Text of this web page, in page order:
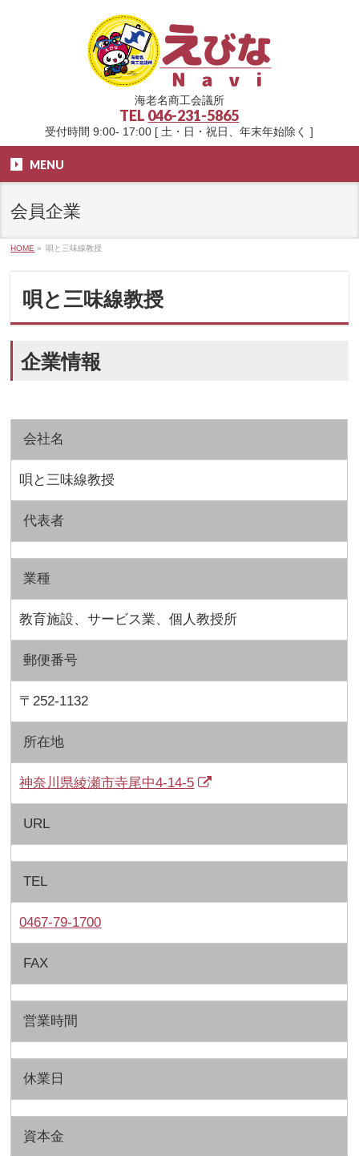
海老名商工会議所
TEL 046-231-5865
受付時間 9:00- 17:00 [ 土・日・祝日、年末年始除く ]
MENU
会員企業
HOME » 唄と三味線教授
唄と三味線教授
企業情報
会社名
唄と三味線教授
代表者
業種
教育施設、サービス業、個人教授所
郵便番号
〒252-1132
所在地
神奈川県綾瀬市寺尾中4-14-5
URL
TEL
0467-79-1700
FAX
営業時間
休業日
資本金